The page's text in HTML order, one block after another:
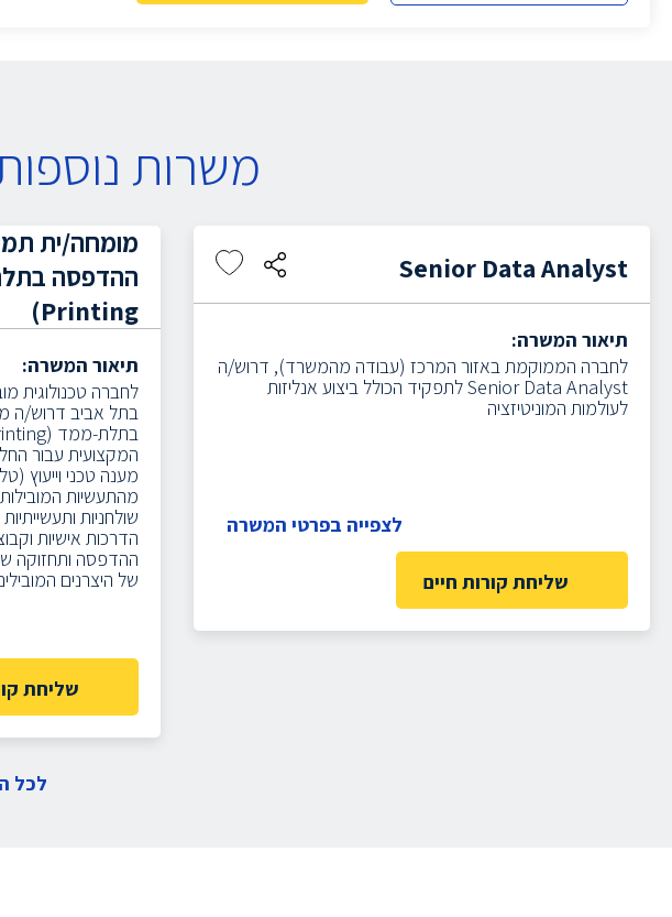
משרות
Senior Data Analyst
תיאור המשרה:
לחברה הממוקמת באזור המרכז (עבודה מהמשרד), דרוש/ה
Senior Data Analyst לתפקיד הכולל ביצוע אנליזות
לעולמות המוניטיזציה
לצפייה בפרטי המשרה
שליחת קורות חיים
מומחה/ית
Printing)
תיאור המשרה:
לחברה טכנולוגית
בתל אביב דרוש/ה
המקצועית עבור
מענה טכני וייעוץ
מהתעשיות
שולחניות
הדרכות אישיות
ההדפסה ותחזוקה
של היצרנים
שליחת
לכל